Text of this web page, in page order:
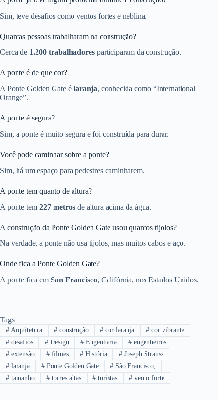
Sim, teve desafios como ventos fortes e neblina.
Quantas pessoas trabalharam na construção?
Cerca de 1.200 trabalhadores participaram da construção.
A ponte é de que cor?
A Ponte Golden Gate é laranja, conhecida como “International
Orange”.
A ponte é segura?
Sim, a ponte é muito segura e foi construída para durar.
Você pode caminhar sobre a ponte?
Sim, há um espaço para pedestres caminharem.
A ponte tem quanto de altura?
A ponte tem 227 metros de altura acima da água.
A construção da Ponte Golden Gate usou quantos tijolos?
Na verdade, a ponte não usa tijolos, mas muitos cabos e aço.
Onde fica a Ponte Golden Gate?
A ponte fica em San Francisco, Califórnia, nos Estados Unidos.
Tags
#Arquitetura #construção # cor laranja # cor vibrante
#desafios #Design # Engenharia # engenheiros
#extensão #filmes # História # Joseph Strauss
#laranja #Ponte Golden Gate # São Francisco,
#tamanho #torres altas # turistas # vento forte